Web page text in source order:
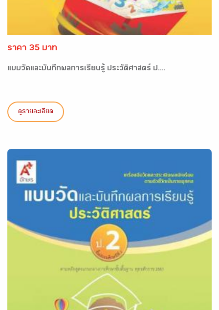
ราคา 35 บาท
แบบวัดและบันทึกผลการเรียนรู้ ประวัติศาสตร์ ป....
ดูรายละเอียด